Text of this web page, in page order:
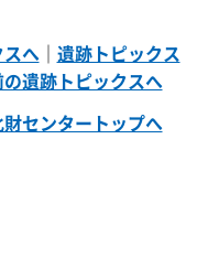
へ｜ 遺跡トピックス
遺跡トピックスへ
センタートップへ